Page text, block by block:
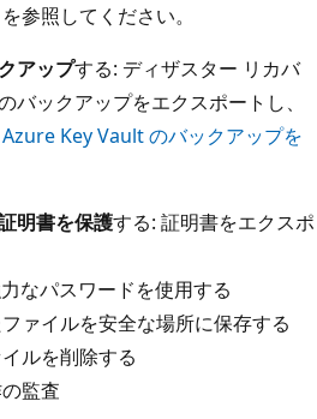
を参照してください。
アップする: ディザスター リカバ
バックアップをエクスポートし、
Azure Key Vault のバックアップを
明書を保護する: 証明書をエクスポ
なパスワードを使用する
ァイルを安全な場所に保存する
ルを削除する
監査